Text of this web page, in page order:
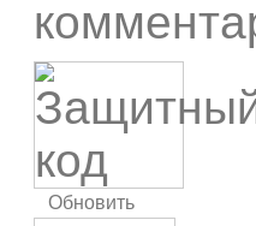
Обновить